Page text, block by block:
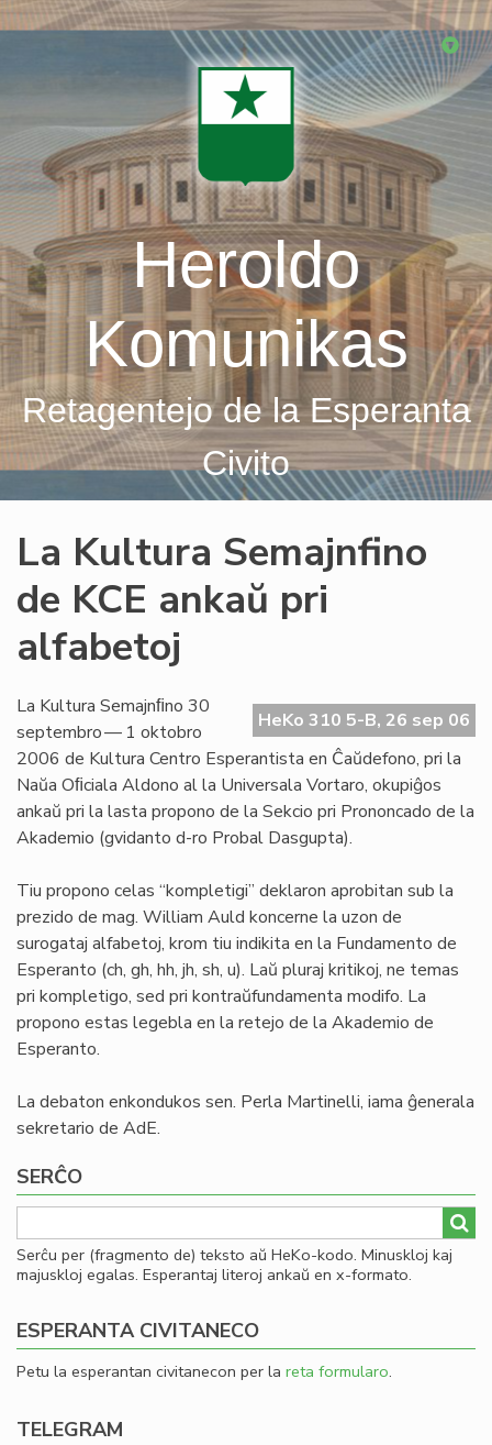
Skip
Heroldo
Komunikas
Retagentejo de la Esperanta
Civito
La Kultura Semajnfino
de KCE ankaŭ pri
alfabetoj
HeKo 310 5-B, 26 sep 06
La Kultura Semajnﬁno 30
septembro — 1 oktobro
2006 de Kultura Centro Esperantista en Ĉaŭdefono, pri la
Naŭa Oﬁciala Aldono al la Universala Vortaro, okupiĝos
ankaŭ pri la lasta propono de la Sekcio pri Prononcado de la
Akademio (gvidanto d-ro Probal Dasgupta).
Tiu propono celas “kompletigi” deklaron aprobitan sub la
prezido de mag. William Auld koncerne la uzon de
surogataj alfabetoj, krom tiu indikita en la Fundamento de
Esperanto (ch, gh, hh, jh, sh, u). Laŭ pluraj kritikoj, ne temas
pri kompletigo, sed pri kontraŭfundamenta modifo. La
propono estas legebla en la retejo de la Akademio de
Esperanto.
La debaton enkondukos sen. Perla Martinelli, iama ĝenerala
sekretario de AdE.
SERĈO
Serĉu per (fragmento de) teksto aŭ HeKo-kodo. Minuskloj kaj
majuskloj egalas. Esperantaj literoj ankaŭ en x-formato.
ESPERANTA CIVITANECO
Petu la esperantan civitanecon per la reta formularo.
TELEGRAM